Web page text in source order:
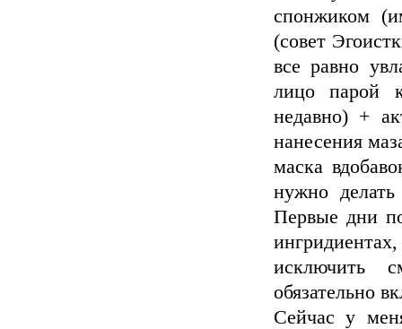
спонжиком
(совет
все равно
лицо парой
недавно) +
нанесения
маска
нужно
Первые дни
исключить
обязательно
Сейчас у